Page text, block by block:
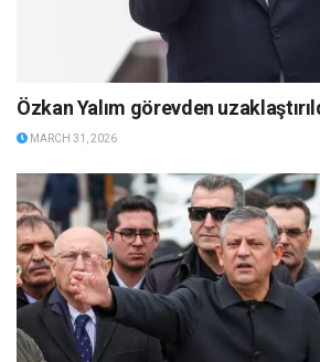
Özkan Yalım görevden
MARCH 31, 2026